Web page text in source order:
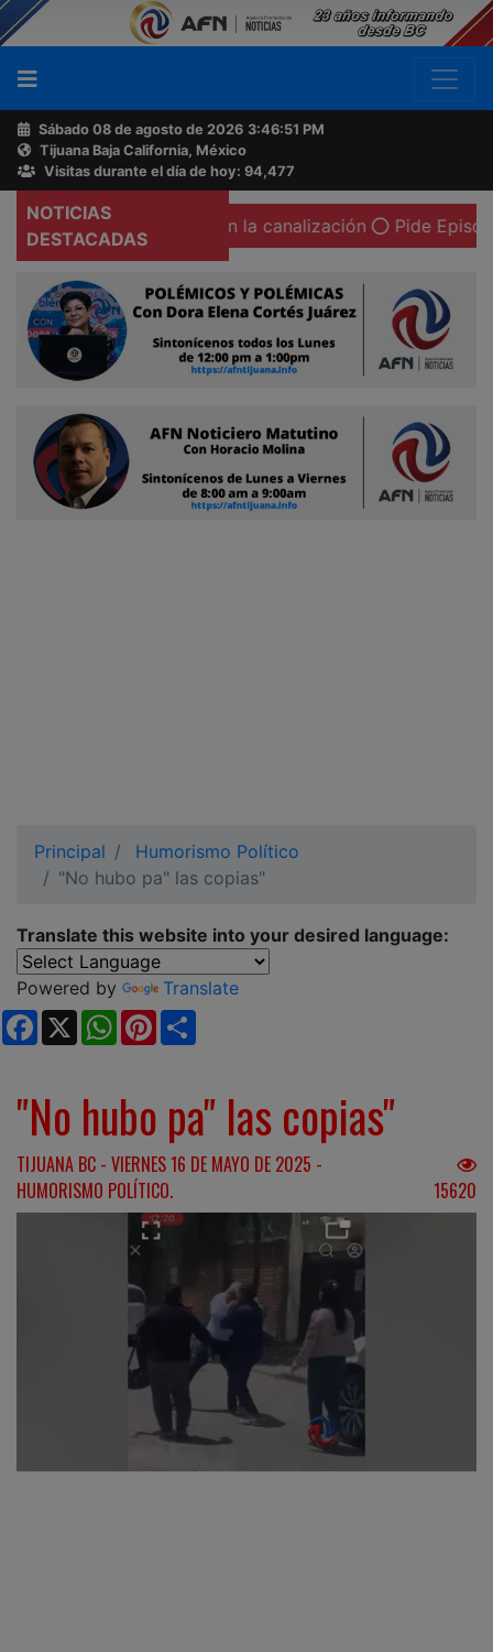
Sábado 08 de agosto de 2026 3:46:52 PM
Tijuana Baja California, México
Visitas durante el día de hoy: 94,477
NOTICIAS
DESTACADAS
mujer calcinada en la canalización Pide Episcopado
Principal
Humorismo Político
"No hubo pa" las copias"
Translate this website into your desired language:
Powered by
Translate
Facebook
X WhatsApp
Pinterest
"No hubo pa" las copias"
TIJUANA BC - VIERNES 16 DE MAYO DE 2025 -
HUMORISMO POLÍTICO.
15620
Buscador
Acerca
de
AFN
Ventas
Contacto
Reportero
Ciudadano